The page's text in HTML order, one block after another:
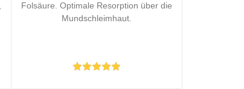
Folsäure. Optimale Resorption über die
Mundschleimhaut.